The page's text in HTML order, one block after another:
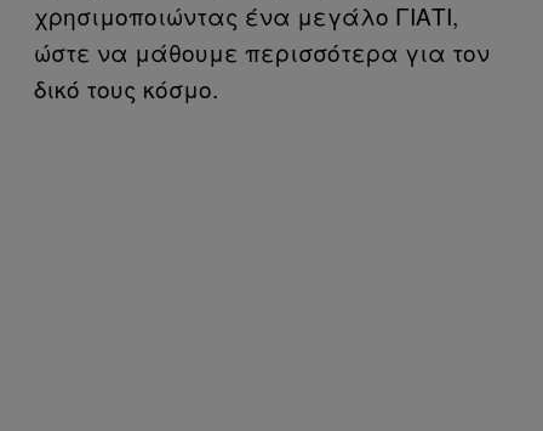
χρησιμοποιώντας ένα μεγάλο ΓΙΑΤΙ,
ώστε να μάθουμε περισσότερα για τον
δικό τους κόσμο.